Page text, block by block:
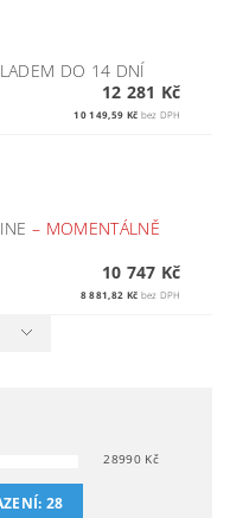
DO 14 DNÍ
12 281 Kč
10 149,59 Kč bez DPH
– MOMENTÁLNĚ
10 747 Kč
8 881,82 Kč bez DPH
28990Kč
28